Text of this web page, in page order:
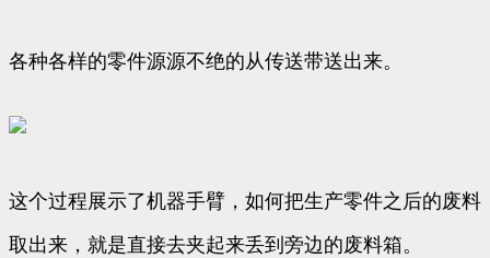
各种各样的零件源源不绝的从传送带送出来。
这个过程展示了机器手臂，如何把生产零件之后的废料
取出来，就是直接去夹起来丢到旁边的废料箱。